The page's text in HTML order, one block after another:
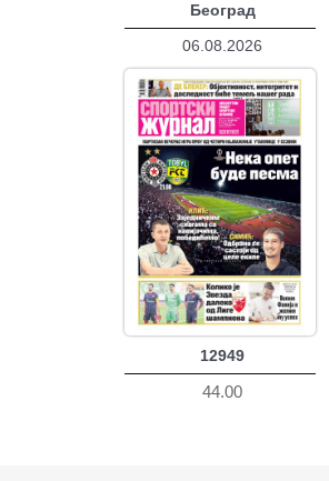
Београд
06.08.2026
12949
44.00